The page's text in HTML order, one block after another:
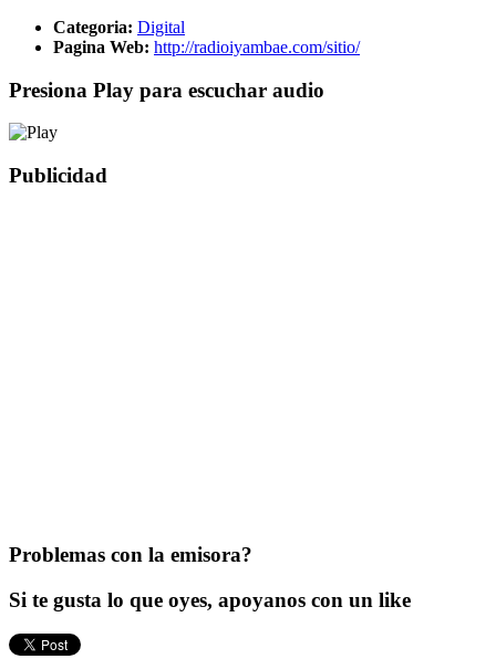
Categoria: Digital
Pagina Web: http://radioiyambae.com/sitio/
Presiona Play para escuchar audio
Publicidad
Problemas con la emisora?
Si te gusta lo que oyes, apoyanos con un like